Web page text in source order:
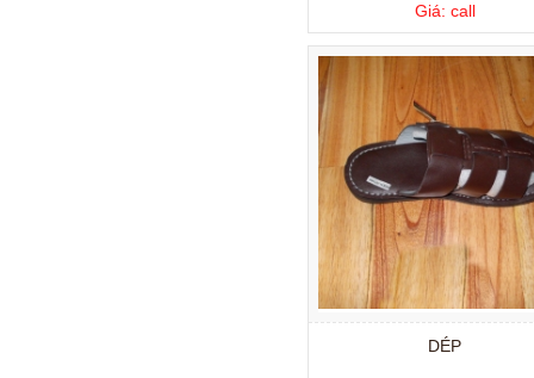
Giá: call
DÉP